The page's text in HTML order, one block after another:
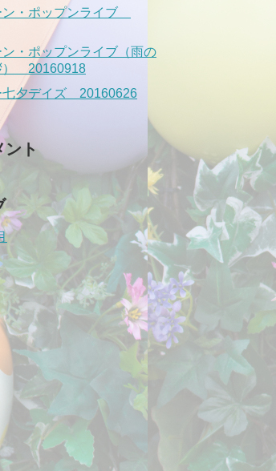
ン・ポップンライブ
・ポップンライブ（雨の
） 20160918
七夕デイズ 20160626
ント